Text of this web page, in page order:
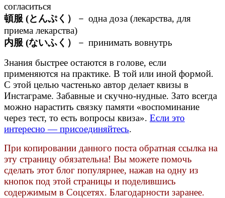
согласиться
頓服 (とんぷく）
－ одна доза (лекарства, для
приема лекарства)
内服 (ないふく）
－ принимать вовнутрь
Знания быстрее остаются в голове, если
применяются на практике. В той или иной формой.
С этой целью частенько автор делает квизы в
Инстаграме. Забавные и скучно-нудные. Зато всегда
можно нарастить связку памяти «воспоминание
через тест, то есть вопросы квиза». Если это
интересно — присоединяйтесь.
При копировании данного поста обратная ссылка на
эту страницу обязательна! Вы можете помочь
сделать этот блог популярнее, нажав на одну из
кнопок под этой страницы и поделившись
содержимым в Соцсетях. Благодарности заранее.